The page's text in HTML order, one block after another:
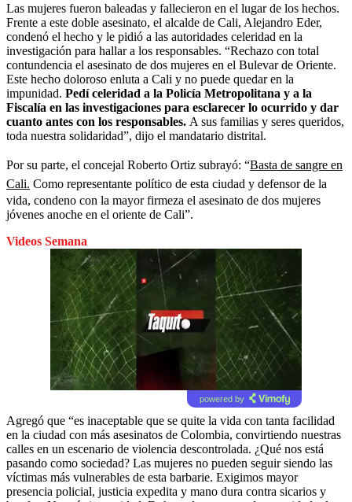
Las mujeres fueron baleadas y fallecieron en el lugar de los hechos.
Frente a este doble asesinato, el alcalde de Cali, Alejandro Eder,
condenó el hecho y le pidió a las autoridades celeridad en la
investigación para hallar a los responsables. “Rechazo con total
contundencia el asesinato de dos mujeres en el Bulevar de Oriente.
Este hecho doloroso enluta a Cali y no puede quedar en la
impunidad. Pedí celeridad a la Policía Metropolitana y a la
Fiscalía en las investigaciones para esclarecer lo ocurrido y dar
cuanto antes con los responsables. A sus familias y seres queridos,
toda nuestra solidaridad”, dijo el mandatario distrital.
Por su parte, el concejal Roberto Ortiz subrayó: “Basta de sangre en
Cali. Como representante político de esta ciudad y defensor de la
vida, condeno con la mayor firmeza el asesinato de dos mujeres
jóvenes anoche en el oriente de Cali”.
Videos Semana
powered by
Agregó que “es inaceptable que se quite la vida con tanta facilidad
en la ciudad con más asesinatos de Colombia, convirtiendo nuestras
calles en un escenario de violencia descontrolada. ¿Qué nos está
pasando como sociedad? Las mujeres no pueden seguir siendo las
víctimas más vulnerables de esta barbarie. Exigimos mayor
presencia policial, justicia expedita y mano dura contra sicarios y